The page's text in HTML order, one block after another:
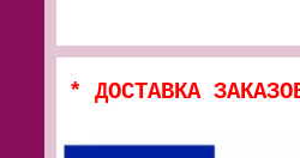
* ДОСТАВКА